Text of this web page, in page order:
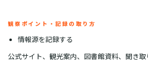
観察ポイント・記録の取り方
情報源を記録する
公式サイト、観光案内、図書館資料、聞き